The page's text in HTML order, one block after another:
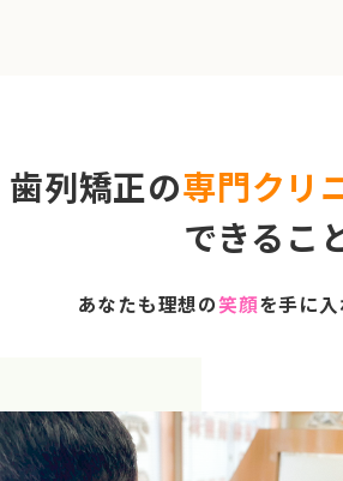
歯列矯正の専門クリ
できるこ
あなたも理想の笑顔を手に